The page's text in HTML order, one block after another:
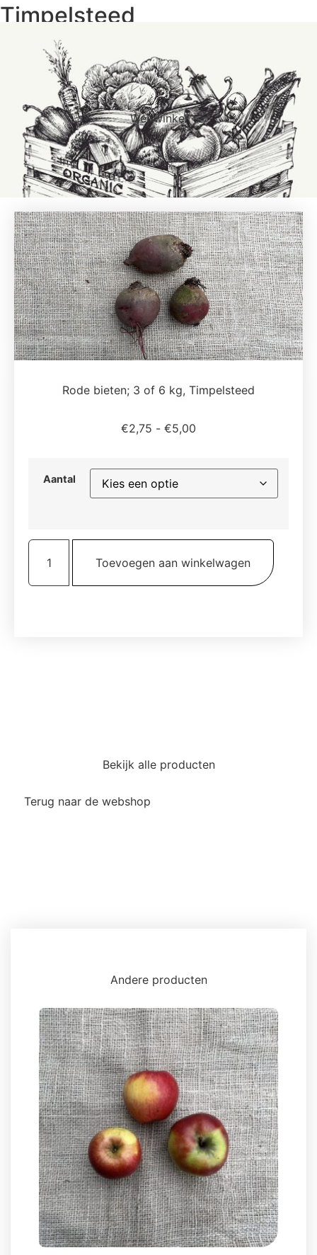
Timpelsteed
Winkelwagen
Webwinkel
Rode bieten; 3 of 6 kg, Timpelsteed
€2,75 - €5,00
Aantal
Rode
bieten;
6
Toevoegen aan winkelwagen
Bekijk alle producten
Terug naar de webshop
Andere producten